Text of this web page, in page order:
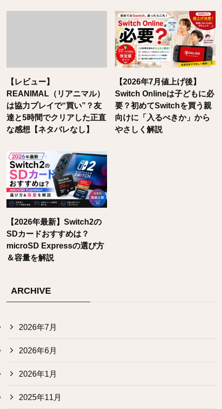
【レビュー】
REANIMAL（リアニマル）
は協力プレイで“買い”？友
達と5時間でクリアした正直
な感想【ネタバレなし】
【2026年7月値上げ後】
Switch Onlineは子どもに必
要？初めてSwitchを買う親
向けに「入るべきか」から
やさしく解説
【2026年最新】Switch2の
SDカードおすすめは？
microSD Expressの選び方
＆容量を解説
ARCHIVE
2026年7月
2026年6月
2026年1月
2025年11月